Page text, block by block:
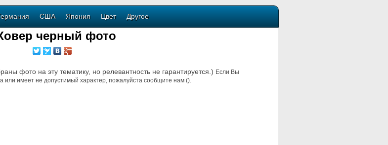
США Япония Цвет Другое
черный фото
фото на эту тематику, но релевантность не гарантируется.) Если Вы
или имеет не допустимый характер, пожалуйста сообщите нам ().